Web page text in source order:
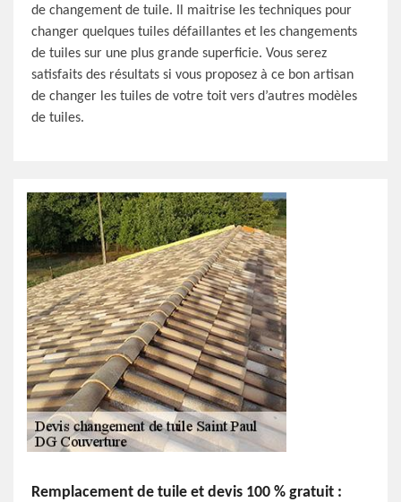
de changement de tuile. Il maitrise les techniques pour
changer quelques tuiles défaillantes et les changements
de tuiles sur une plus grande superficie. Vous serez
satisfaits des résultats si vous proposez à ce bon artisan
de changer les tuiles de votre toit vers d’autres modèles
de tuiles.
Remplacement de tuile et devis 100 % gratuit :